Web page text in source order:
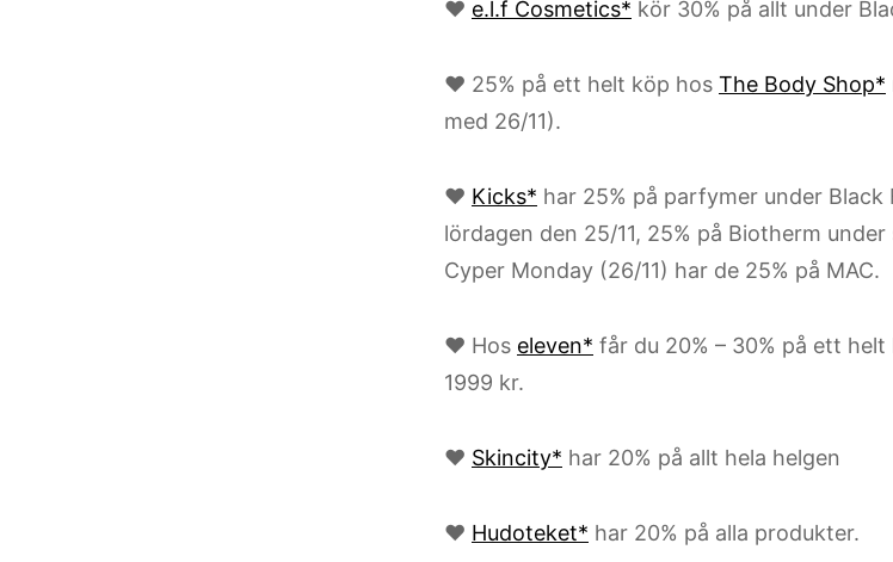
♥ e.l.f Cosmetics* kör 30% på allt under
♥ 25% på ett helt köp hos The Body Shop*
med 26/11).
♥ Kicks* har 25% på parfymer under Black
lördagen den 25/11, 25% på Biotherm
Cyper Monday (26/11) har de 25% på MAC.
♥ Hos eleven* får du 20% – 30% på ett
1999 kr.
♥ Skincity* har 20% på allt hela helgen
♥ Hudoteket* har 20% på alla produkter.